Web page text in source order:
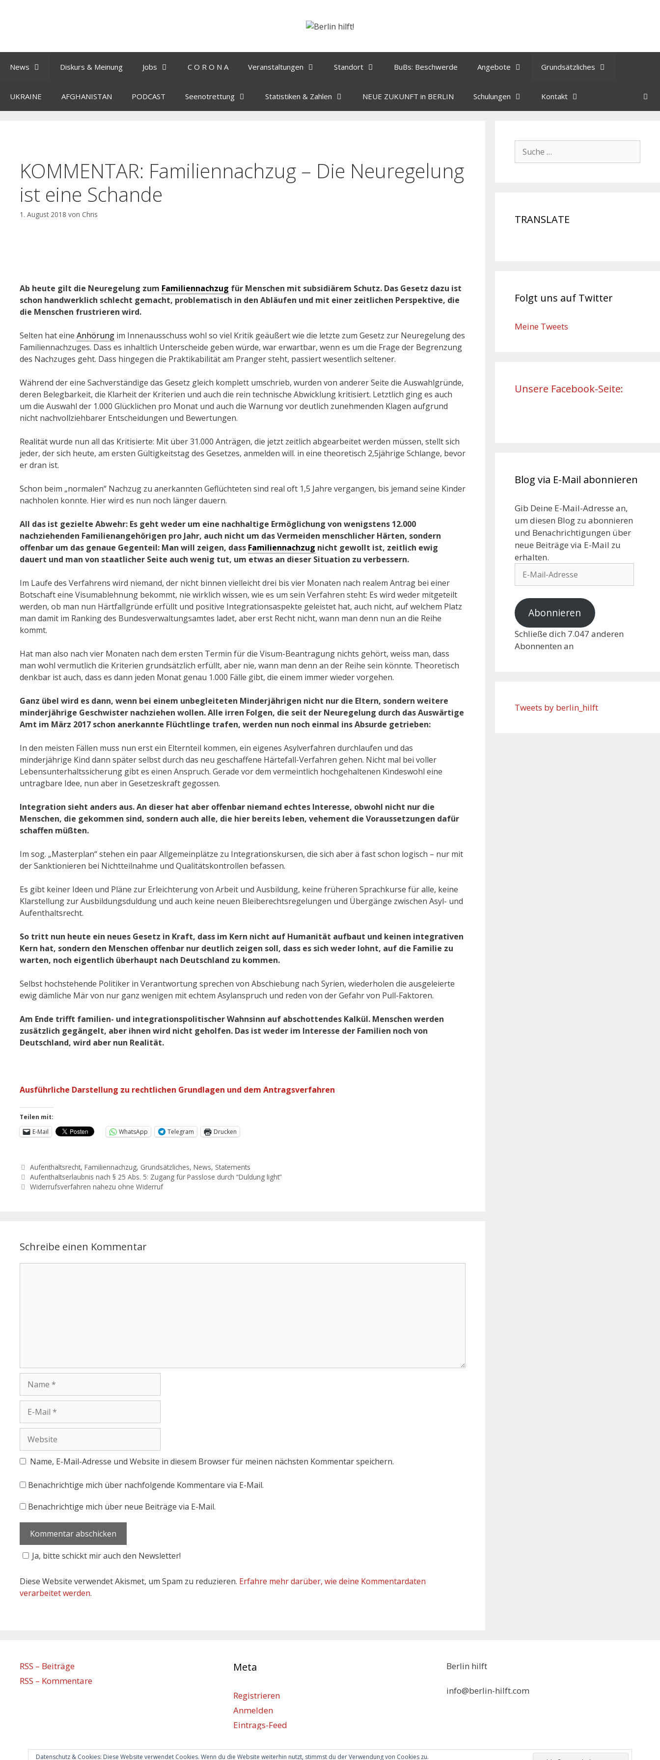
News Diskurs & Meinung Jobs C O R O N A Veranstaltungen Standort BuBs: Beschwerde Angebote Grundsätzliches
UKRAINE AFGHANISTAN PODCAST Seenotrettung Statistiken & Zahlen NEUE ZUKUNFT in BERLIN Schulungen Kontakt
KOMMENTAR: Familiennachzug – Die Neuregelung
ist eine Schande
1. August 2018 von Chris
Ab heute gilt die Neuregelung zum Familiennachzug für Menschen mit subsidiärem Schutz. Das Gesetz dazu ist
schon handwerklich schlecht gemacht, problematisch in den Abläufen und mit einer zeitlichen Perspektive, die
die Menschen frustrieren wird.
Selten hat eine Anhörung im Innenausschuss wohl so viel Kritik geäußert wie die letzte zum Gesetz zur Neuregelung des
Familiennachzuges. Dass es inhaltlich Unterscheide geben würde, war erwartbar, wenn es um die Frage der Begrenzung
des Nachzuges geht. Dass hingegen die Praktikabilität am Pranger steht, passiert wesentlich seltener.
Während der eine Sachverständige das Gesetz gleich komplett umschrieb, wurden von anderer Seite die Auswahlgründe,
deren Belegbarkeit, die Klarheit der Kriterien und auch die rein technische Abwicklung kritisiert. Letztlich ging es auch
um die Auswahl der 1.000 Glücklichen pro Monat und auch die Warnung vor deutlich zunehmenden Klagen aufgrund
nicht nachvollziehbarer Entscheidungen und Bewertungen.
Realität wurde nun all das Kritisierte: Mit über 31.000 Anträgen, die jetzt zeitlich abgearbeitet werden müssen, stellt sich
jeder, der sich heute, am ersten Gültigkeitstag des Gesetzes, anmelden will. in eine theoretisch 2,5jährige Schlange, bevor
er dran ist.
Schon beim „normalen“ Nachzug zu anerkannten Geflüchteten sind real oft 1,5 Jahre vergangen, bis jemand seine Kinder
nachholen konnte. Hier wird es nun noch länger dauern.
All das ist gezielte Abwehr: Es geht weder um eine nachhaltige Ermöglichung von wenigstens 12.000
nachziehenden Familienangehörigen pro Jahr, auch nicht um das Vermeiden menschlicher Härten, sondern
offenbar um das genaue Gegenteil: Man will zeigen, dass Familiennachzug nicht gewollt ist, zeitlich ewig
dauert und man von staatlicher Seite auch wenig tut, um etwas an dieser Situation zu verbessern.
Im Laufe des Verfahrens wird niemand, der nicht binnen vielleicht drei bis vier Monaten nach realem Antrag bei einer
Botschaft eine Visumablehnung bekommt, nie wirklich wissen, wie es um sein Verfahren steht: Es wird weder mitgeteilt
werden, ob man nun Härtfallgründe erfüllt und positive Integrationsaspekte geleistet hat, auch nicht, auf welchem Platz
man damit im Ranking des Bundesverwaltungsamtes ladet, aber erst Recht nicht, wann man denn nun an die Reihe
kommt.
Hat man also nach vier Monaten nach dem ersten Termin für die Visum-Beantragung nichts gehört, weiss man, dass
man wohl vermutlich die Kriterien grundsätzlich erfüllt, aber nie, wann man denn an der Reihe sein könnte. Theoretisch
denkbar ist auch, dass es dann jeden Monat genau 1.000 Fälle gibt, die einem immer wieder vorgehen.
Ganz übel wird es dann, wenn bei einem unbegleiteten Minderjährigen nicht nur die Eltern, sondern weitere
minderjährige Geschwister nachziehen wollen. Alle irren Folgen, die seit der Neuregelung durch das Auswärtige
Amt im März 2017 schon anerkannte Flüchtlinge trafen, werden nun noch einmal ins Absurde getrieben:
In den meisten Fällen muss nun erst ein Elternteil kommen, ein eigenes Asylverfahren durchlaufen und das
minderjährige Kind dann später selbst durch das neu geschaffene Härtefall-Verfahren gehen. Nicht mal bei voller
Lebensunterhaltssicherung gibt es einen Anspruch. Gerade vor dem vermeintlich hochgehaltenen Kindeswohl eine
untragbare Idee, nun aber in Gesetzeskraft gegossen.
Integration sieht anders aus. An dieser hat aber offenbar niemand echtes Interesse, obwohl nicht nur die
Menschen, die gekommen sind, sondern auch alle, die hier bereits leben, vehement die Voraussetzungen dafür
schaffen müßten.
Im sog. „Masterplan“ stehen ein paar Allgemeinplätze zu Integrationskursen, die sich aber ä fast schon logisch – nur mit
der Sanktionieren bei Nichtteilnahme und Qualitätskontrollen befassen.
Es gibt keiner Ideen und Pläne zur Erleichterung von Arbeit und Ausbildung, keine früheren Sprachkurse für alle, keine
Klarstellung zur Ausbildungsduldung und auch keine neuen Bleiberechtsregelungen und Übergänge zwischen Asyl- und
Aufenthaltsrecht.
So tritt nun heute ein neues Gesetz in Kraft, dass im Kern nicht auf Humanität aufbaut und keinen integrativen
Kern hat, sondern den Menschen offenbar nur deutlich zeigen soll, dass es sich weder lohnt, auf die Familie zu
warten, noch eigentlich überhaupt nach Deutschland zu kommen.
Selbst hochstehende Politiker in Verantwortung sprechen von Abschiebung nach Syrien, wiederholen die ausgeleierte
ewig dämliche Mär von nur ganz wenigen mit echtem Asylanspruch und reden von der Gefahr von Pull-Faktoren.
Am Ende trifft familien- und integrationspolitischer Wahnsinn auf abschottendes Kalkül. Menschen werden
zusätzlich gegängelt, aber ihnen wird nicht geholfen. Das ist weder im Interesse der Familien noch von
Deutschland, wird aber nun Realität.
Ausführliche Darstellung zu rechtlichen Grundlagen und dem Antragsverfahren
Teilen mit:
E-Mail
WhatsApp Telegram Drucken
Aufenthaltsrecht,Familiennachzug, Grundsätzliches,News, Statements
Aufenthaltserlaubnis nach § 25 Abs. 5: Zugang für Passlose durch “Duldung light”
Widerrufsverfahren nahezu ohne Widerruf
Schreibe einen Kommentar
Name, E-Mail-Adresse und Website in diesem Browser für meinen nächsten Kommentar speichern.
Benachrichtige mich über nachfolgende Kommentare via E-Mail.
Benachrichtige mich über neue Beiträge via E-Mail.
Ja, bitte schickt mir auch den Newsletter!
Diese Website verwendet Akismet, um Spam zu reduzieren. Erfahre mehr darüber, wie deine Kommentardaten
verarbeitet werden.
TRANSLATE
Folgt uns auf Twitter
Meine Tweets
Unsere Facebook-Seite:
Blog via E-Mail abonnieren
Gib Deine E-Mail-Adresse an,
um diesen Blog zu abonnieren
und Benachrichtigungen über
neue Beiträge via E-Mail zu
erhalten.
Abonnieren
Schließe dich 7.047 anderen
Abonnenten an
Datenschutz & Cookies: Diese Website verwendet Cookies. Wenn du die Website weiterhin nutzt, stimmst du der Verwendung von Cookies zu.
Tweets by berlin_hilft
RSS – Beiträge
RSS – Kommentare
Meta
Registrieren
Anmelden
Eintrags-Feed
WordPress.org
Berlin hilft
info@berlin-hilft.com